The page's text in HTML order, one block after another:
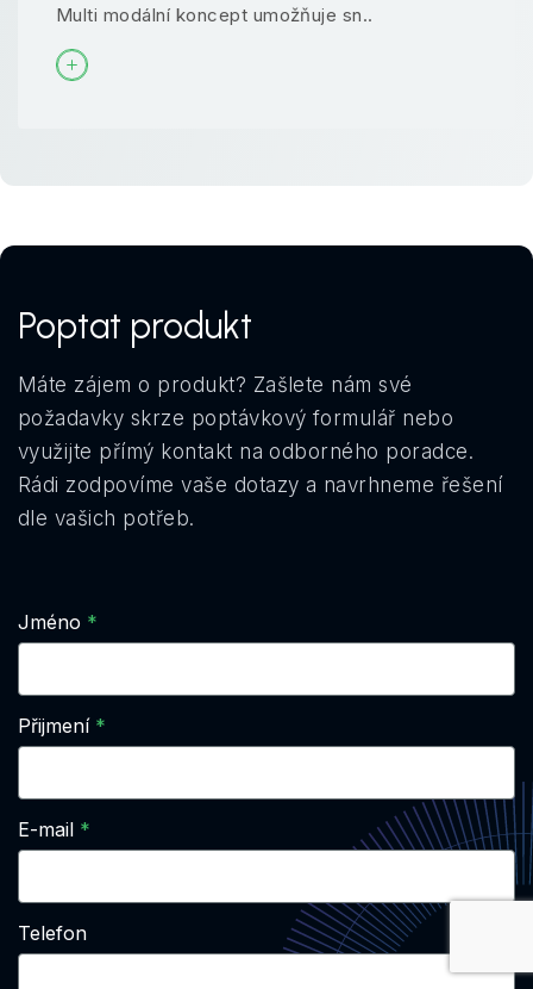
Multi modální koncept umožňuje sn..
Poptat produkt
Máte zájem o produkt? Zašlete nám své
požadavky skrze poptávkový formulář nebo
využijte přímý kontakt na odborného poradce.
Rádi zodpovíme vaše dotazy a navrhneme řešení
dle vašich potřeb.
Jméno
Přijmení
E-mail
Telefon